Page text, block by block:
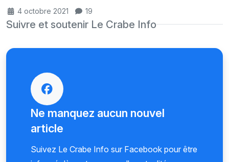
4 octobre 2021 19
Suivre et soutenir Le Crabe Info
Ne manquez aucun nouvel
article
Suivez Le Crabe Info sur Facebook pour être